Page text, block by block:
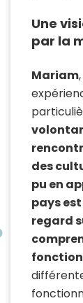
Une
par la
Mariam
des
pu en
pays
regard